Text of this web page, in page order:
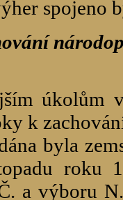
spojeno
úkolům
k
byla
roku
a výboru